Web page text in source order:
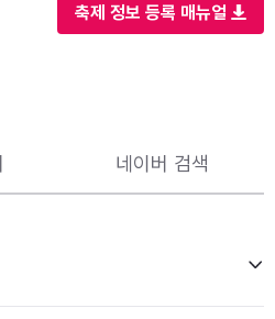
축제 정보 등록 매뉴얼
네이버 검색